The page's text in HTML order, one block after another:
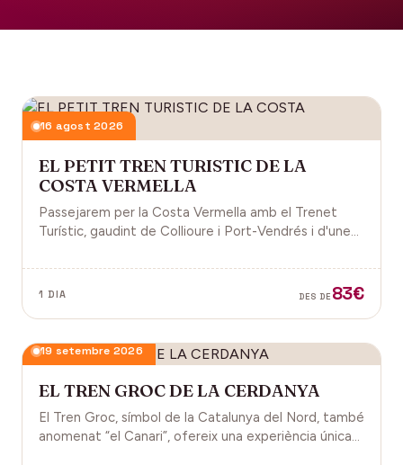
16 agost 2026
EL PETIT TREN TURISTIC DE LA
COSTA VERMELLA
Passejarem per la Costa Vermella amb el Trenet
Turístic, gaudint de Collioure i Port-Vendrés i d'unes
1 DIA DES DE 83€
19 setembre 2026
EL TREN GROC DE LA CERDANYA
El Tren Groc, símbol de la Catalunya del Nord, també
anomenat “el Canari”, ofereix una experiència única